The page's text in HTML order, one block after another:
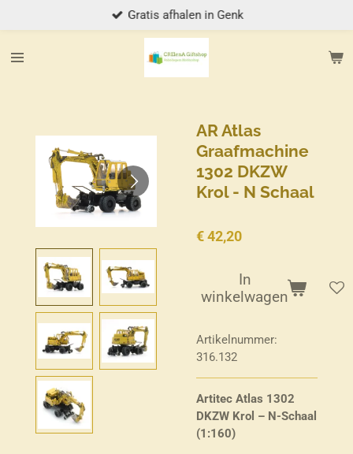
direct
naar
Gratis afhalen in Genk
AR Atlas
Graafmachine
1302 DKZW
Krol - N Schaal
€ 42,20
In
winkelwagen
Artikelnummer:
316.132
Artitec Atlas 1302
DKZW Krol – N-Schaal
(1:160)